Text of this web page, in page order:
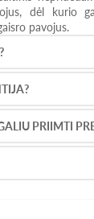
dėl kurio
pavojus.
PRIIMTI